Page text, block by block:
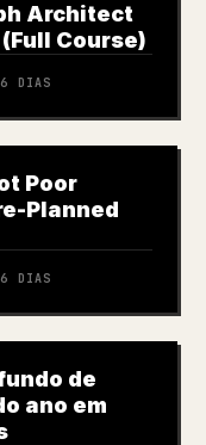
Architect
Course)
DIAS
Poor
Planned
DIAS
de
ano em